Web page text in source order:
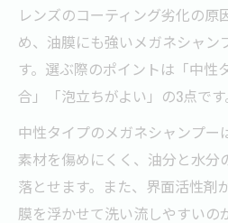
レンズのコーティング劣化の原
め、油膜にも強いメガネシャン
す。選ぶ際のポイントは「中性
合」「泡立ちがよい」の3点です
中性タイプのメガネシャンプー
素材を傷めにくく、油分と水分
落とせます。また、界面活性剤
膜を浮かせて洗い流しやすいの